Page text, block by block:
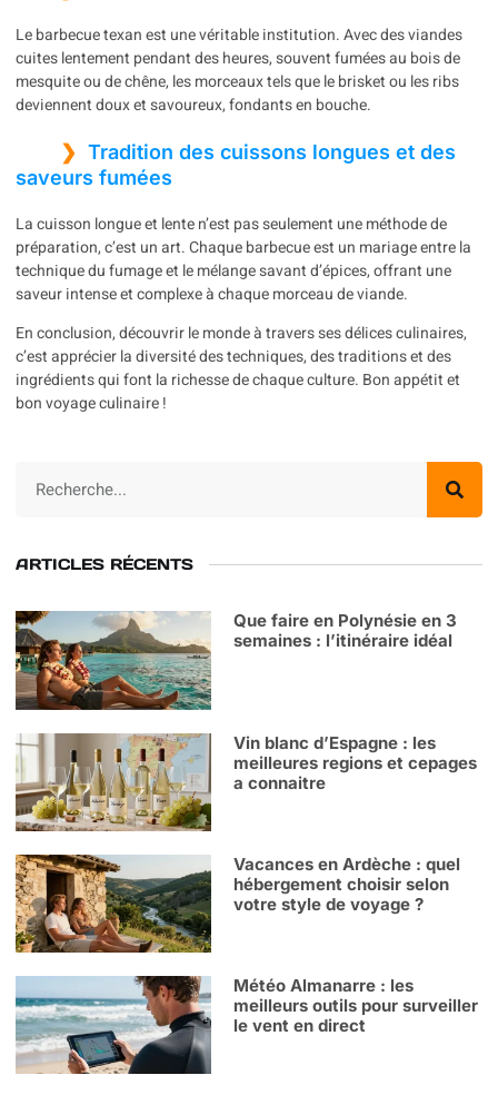
Le barbecue texan est une véritable institution. Avec des viandes
cuites lentement pendant des heures, souvent fumées au bois de
mesquite ou de chêne, les morceaux tels que le brisket ou les ribs
deviennent doux et savoureux, fondants en bouche.
Tradition des cuissons longues et des
saveurs fumées
La cuisson longue et lente n’est pas seulement une méthode de
préparation, c’est un art. Chaque barbecue est un mariage entre la
technique du fumage et le mélange savant d’épices, offrant une
saveur intense et complexe à chaque morceau de viande.
En conclusion, découvrir le monde à travers ses délices culinaires,
c’est apprécier la diversité des techniques, des traditions et des
ingrédients qui font la richesse de chaque culture. Bon appétit et
bon voyage culinaire !
ARTICLES RÉCENTS
Que faire en Polynésie en 3
semaines : l’itinéraire idéal
Vin blanc d’Espagne : les
meilleures regions et cepages
a connaitre
Vacances en Ardèche : quel
hébergement choisir selon
votre style de voyage ?
Météo Almanarre : les
meilleurs outils pour surveiller
le vent en direct